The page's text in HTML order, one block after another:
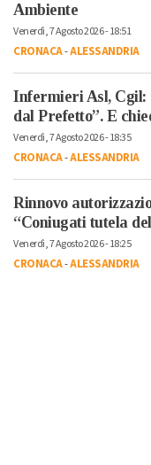
Ambiente
Venerdì, 7 Agosto 2026 - 18:51
CRONACA-ALESSANDRIA
Infermieri Asl, Cgil:
dal Prefetto”. E
Venerdì, 7 Agosto 2026 - 18:35
CRONACA-ALESSANDRIA
Rinnovo
“Coniugati tutela
Venerdì, 7 Agosto 2026 - 18:25
CRONACA-ALESSANDRIA